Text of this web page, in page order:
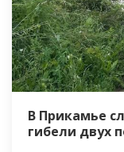
В Прикамье
гибели двух